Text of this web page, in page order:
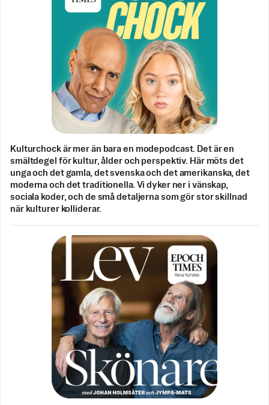
Kulturchock är mer än bara en modepodcast. Det är en
smältdegel för kultur, ålder och perspektiv. Här möts det
unga och det gamla, det svenska och det amerikanska, det
moderna och det traditionella. Vi dyker ner i vänskap,
sociala koder, och de små detaljerna som gör stor skillnad
när kulturer kolliderar.